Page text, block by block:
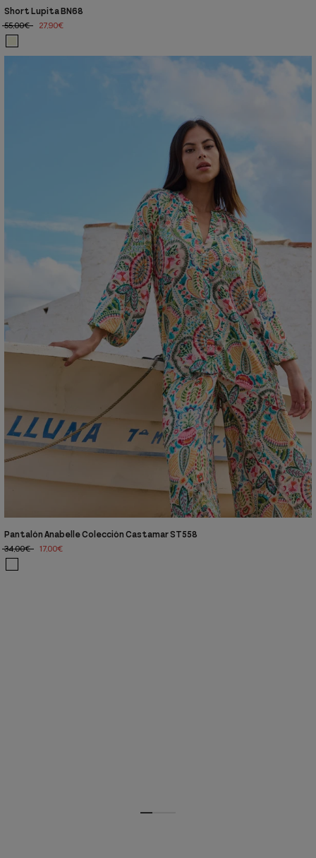
Short Lupita BN68
55,00€
27,90€
Pantalón Anabelle Colección Castamar ST558
34,00€
17,00€